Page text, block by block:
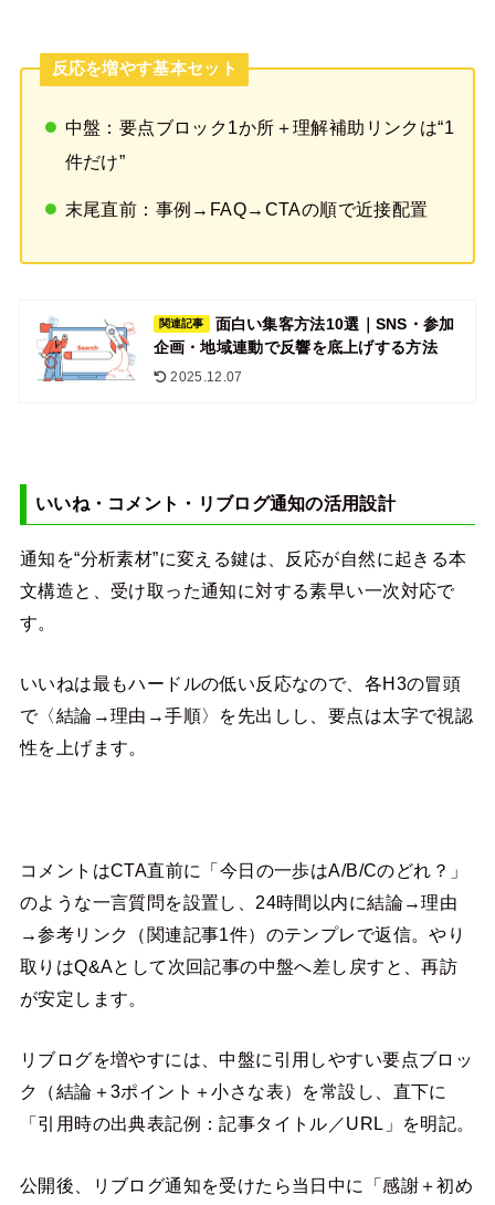
反応を増やす基本セット
中盤：要点ブロック1か所＋理解補助リンクは“1
件だけ”
末尾直前：事例→FAQ→CTAの順で近接配置
関連記事
面白い集客方法10選｜SNS・参加
企画・地域連動で反響を底上げする方法
2025.12.07
いいね・コメント・リブログ通知の活用設計
通知を“分析素材”に変える鍵は、反応が自然に起きる本
文構造と、受け取った通知に対する素早い一次対応で
す。
いいねは最もハードルの低い反応なので、各H3の冒頭
で〈結論→理由→手順〉を先出しし、要点は太字で視認
性を上げます。
コメントはCTA直前に「今日の一歩はA/B/Cのどれ？」
のような一言質問を設置し、24時間以内に結論→理由
→参考リンク（関連記事1件）のテンプレで返信。やり
取りはQ&Aとして次回記事の中盤へ差し戻すと、再訪
が安定します。
リブログを増やすには、中盤に引用しやすい要点ブロッ
ク（結論＋3ポイント＋小さな表）を常設し、直下に
「引用時の出典表記例：記事タイトル／URL」を明記。
公開後、リブログ通知を受けたら当日中に「感謝＋初め